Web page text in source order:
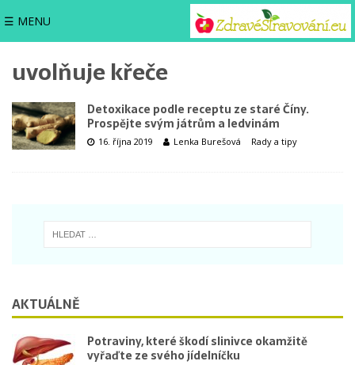
☰ MENU
uvolňuje křeče
Detoxikace podle receptu ze staré Číny.
Prospějte svým játrům a ledvinám
16. října 2019 Lenka Burešová Rady a tipy
AKTUÁLNĚ
Potraviny, které škodí slinivce okamžitě
vyřaďte ze svého jídelníčku